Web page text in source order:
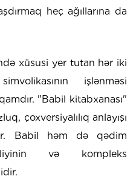
heç ağıllarına da
xüsusi yer tutan hər iki
işlənməsi
"Babil kitabxanası"
çoxversiyalılıq anlayışı
Babil həm də qədim
və kompleks